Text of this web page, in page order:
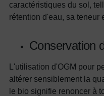
caractéristiques du sol,
rétention d'eau, sa teneur
Conservation
L'utilisation d'OGM pour
altérer sensiblement la
le bio signifie renoncer à